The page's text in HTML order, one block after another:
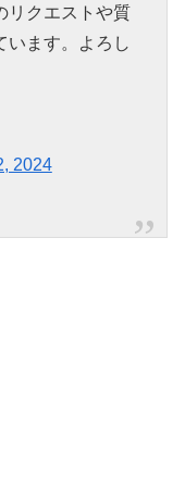
リクエストや質
います。よろし
2024